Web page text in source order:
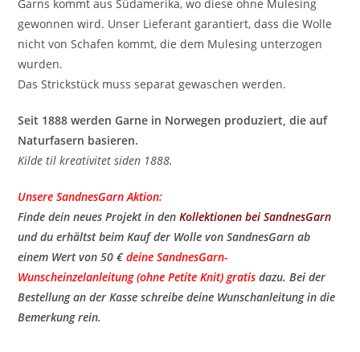
Garns kommt aus Südamerika, wo diese ohne Mulesing
gewonnen wird. Unser Lieferant garantiert, dass die Wolle
nicht von Schafen kommt, die dem Mulesing unterzogen
wurden.
Das Strickstück muss separat gewaschen werden.
Seit 1888 werden Garne in Norwegen produziert, die auf
Naturfasern basieren.
Kilde til kreativitet siden 1888.
Unsere SandnesGarn Aktion:
Finde dein neues Projekt in denKollektionen bei SandnesGarn
und du erhältst beim Kauf der Wolle von SandnesGarn ab
einem Wert von 50 €deine SandnesGarn-
Wunscheinzelanleitung (ohne Petite Knit) gratis ​ dazu. Bei der
Bestellung an der Kasse schreibe deine Wunschanleitung in die
Bemerkung rein.